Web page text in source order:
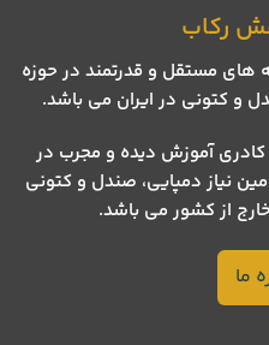
رکاب
مستقل و قدرتمند در حوزه
و کتونی در ایران می باشد.
کادری آموزش دیده و مجرب در
نیاز دمپایی، صندل و کتونی
از کشور می باشد.
ما